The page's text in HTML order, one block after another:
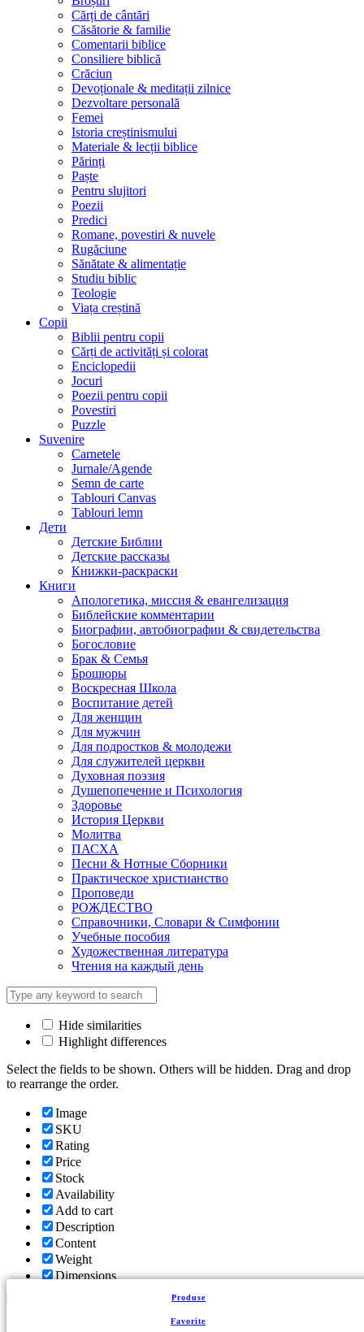
Produse
Favorite
Cărți de cântări
Căsătorie & familie
Comentarii biblice
Consiliere biblică
Crăciun
Devoționale & meditații zilnice
Dezvoltare personală
Femei
Istoria creștinismului
Materiale & lecții biblice
Părinți
Paște
Pentru slujitori
Poezii
Predici
Romane, povestiri & nuvele
Rugăciune
Sănătate & alimentație
Studiu biblic
Teologie
Viața creștină
Copii
Biblii pentru copii
Cărți de activități și colorat
Enciclopedii
Jocuri
Poezii pentru copii
Povestiri
Puzzle
Suvenire
Carnetele
Jurnale/Agende
Semn de carte
Tablouri Canvas
Tablouri lemn
Дети
Детские Библии
Детские рассказы
Книжки-раскраски
Книги
Апологетика, миссия & евангелизация
Библейские комментарии
Биографии, автобиографии & свидетельства
Богословие
Брак & Семья
Брошюры
Воскресная Школа
Воспитание детей
Для женщин
Для мужчин
Для подростков & молодежи
Для служителей церкви
Духовная поэзия
Душепопечение и Психология
Здоровье
История Церкви
Молитва
ПАСХА
Песни & Нотные Сборники
Практическое христианство
Проповеди
РОЖДЕСТВО
Справочники, Словари & Симфонии
Учебные пособия
Художественная литература
Чтения на каждый день
Hide similarities
Highlight differences
Select the fields to be shown. Others will be hidden. Drag and drop
to rearrange the order.
Image
SKU
Rating
Price
Stock
Availability
Add to cart
Description
Content
Weight
Dimensions
Additional information
Click outside to hide the comparison bar